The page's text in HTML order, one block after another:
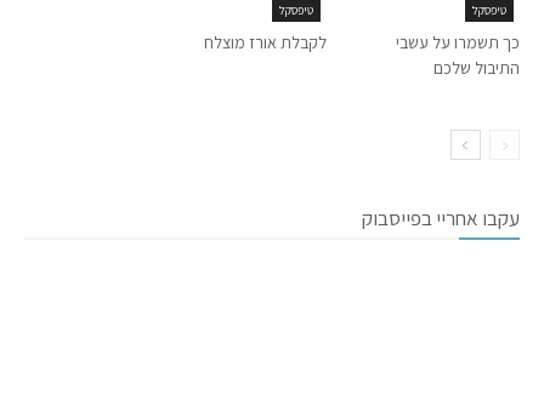
טיפסקל
כך תשמרו על עשבי
התיבול שלכם
טיפסקל
לקבלת אורז מוצלח
עקבו אחריי בפייסבוק